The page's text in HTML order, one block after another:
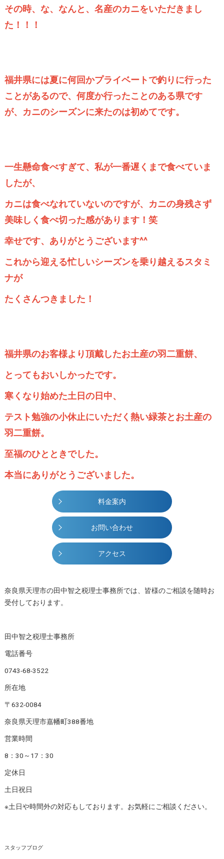
その時、な、なんと、名産のカニをいただきまし
た！！！
福井県には夏に何回かプライベートで釣りに行った
ことがあるので、何度か行ったことのある県です
が、カニのシーズンに来たのは初めてです。
一生懸命食べすぎて、私が一番遅くまで食べていま
したが、
カニは食べなれていないのですが、カニの身残さず
美味しく食べ切った感があります！笑
幸せです、ありがとうございます^^
これから迎える忙しいシーズンを乗り越えるスタミ
ナが
たくさんつきました！
福井県のお客様より頂戴したお土産の羽二重餅、
とってもおいしかったです。
寒くなり始めた土日の日中、
テスト勉強の小休止にいただく熱い緑茶とお土産の
羽二重餅。
至福のひとときでした。
本当にありがとうございました。
料金案内
お問い合わせ
アクセス
奈良県天理市の田中智之税理士事務所では、皆様のご相談を随時お
受付しております。
田中智之税理士事務所
電話番号
0743-68-3522
所在地
〒632-0084
奈良県天理市嘉幡町388番地
営業時間
8：30～17：30
定休日
土日祝日
※土日や時間外の対応もしております。お気軽にご相談ください。
スタッフブログ